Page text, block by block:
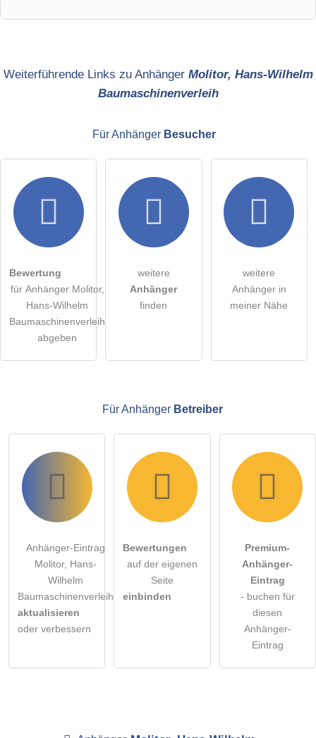
Hiermit akzeptiere ich die .
Die Datenschutzerklärunghabe ich zur Kenntnis genommen.
Hinweis:Bitte beachten Sie, öffentliche Fragen sind
für alle
Klicken Sie hier um eine
Weiterführende Links zu Anhänger Molitor, Hans-Wilhelm
Baumaschinenverleih
Für Anhänger Besucher
Bewertung
für Anhänger Molitor,
Hans-Wilhelm
Baumaschinenverleih
abgeben
weitere
Anhänger
finden
weitere
Anhänger in
meiner Nähe
Für Anhänger Betreiber
Anhänger-Eintrag
Molitor, Hans-
Wilhelm
Baumaschinenverleih
aktualisieren
oder verbessern
Bewertungen
auf der eigenen
Seite
einbinden
Premium-
Anhänger-
Eintrag
- buchen für
diesen
Anhänger-
Eintrag